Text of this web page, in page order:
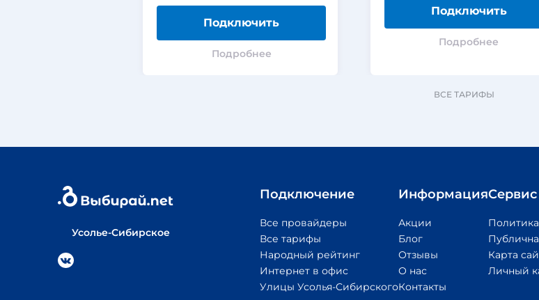
Подключить
Подробнее
Подключить
Подробнее
ВСЕ ТАРИФЫ
Усолье-Сибирское
Подключение
Все провайдеры
Все тарифы
Народный рейтинг
Интернет в офис
Улицы Усолья-Сибирского
Информация
Акции
Блог
Отзывы
О нас
Контакты
Сервис
Карта
Личный